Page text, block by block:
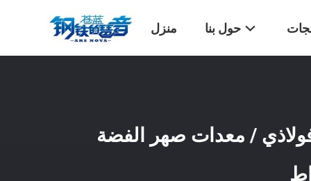
منزل حول بنا
/ معدات صهر الفضة